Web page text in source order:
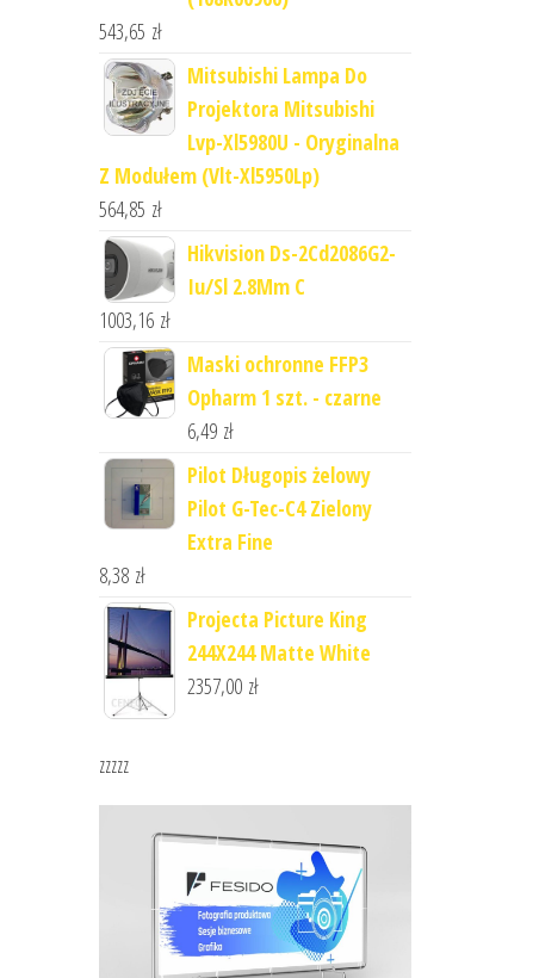
543,65 zł
Mitsubishi Lampa Do
Projektora Mitsubishi
Lvp-Xl5980U - Oryginalna
Z Modułem (Vlt-Xl5950Lp)
564,85 zł
Hikvision Ds-2Cd2086G2-
Iu/Sl 2.8Mm C
1003,16 zł
Maski ochronne FFP3
Opharm 1 szt. - czarne
6,49 zł
Pilot Długopis żelowy
Pilot G-Tec-C4 Zielony
Extra Fine
8,38 zł
Projecta Picture King
244X244 Matte White
2357,00 zł
zzzzz